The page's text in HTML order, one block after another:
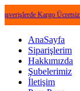
Kargo Ücretsiz! •
AnaSayfa
Siparişlerim
Hakkımızda
Şubelerimiz
İletişim